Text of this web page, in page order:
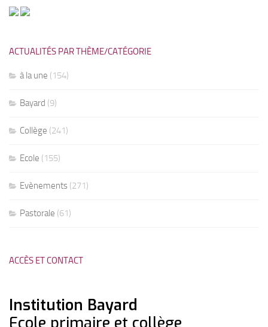
ACTUALITÉS PAR THÈME/CATÉGORIE
à la une (154)
Bayard (9)
Collège (241)
Ecole (155)
Evènements (271)
Pastorale (61)
ACCÈS ET CONTACT
Institution Bayard